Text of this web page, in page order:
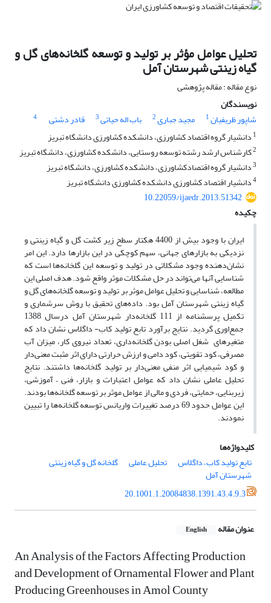
تحلیل عوامل مؤثر بر تولید و توسعه گلخانه‌های گل و
گیاه زینتی شهرستان آمل
نوع مقاله : مقاله پژوهشی
نویسندگان
شاپور ظریفیان1 مجید جباری2 باب اله حیاتی3 قادر دشتی
4
1 دانشیار گروه اقتصاد کشاورزی، دانشکده کشاورزی دانشگاه تبریز
2کارشناس ارشد رشته توسعه روستایی، دانشکده کشاورزی، دانشگاه تبریز
3دانشیار گروه اقتصادکشاورزی، دانشکده کشاورزی، دانشگاه تبریز
4دانشیار اقتصاد کشاورزی دانشکده کشاورزی دانشگاه تبریز
10.22059/ijaedr.2013.51342
چکیده
ایران با وجود بیش از 4400 هکتار سطح زیر کشت گل و گیاه زینتی و
نزدیکی به بازارهای جهانی، سهم کوچکی در این بازارها دارد. این امر
نشان‌دهنده وجود مشکلاتی در تولید و توسعه این گلخانه‌ها است که
شناسایی آنها می‌تواند در حل مشکلات موثر واقع شود. هدف اصلی این
مطالعه، شناسایی و تحلیل عوامل موثر بر تولید و توسعه گلخانه‌های گل و
گیاه زینتی شهرستان آمل بود. داده‌های تحقیق با روش سرشماری و
تکمیل پرسشنامه از 111 گلخانه‌دار شهرستان آمل درسال 1388
جمع‌اوری گردید. نتایج برآورد تابع تولید کاب- داگلاس نشان داد که
متغیرهای شغل اصلی بودن گلخانه‌داری، تعداد نیروی کار، میزان آب
مصرفی، کود تقویتی، کود دامی و ارزش حرارتی دارای اثر مثبت معنی‌دار
و کود شیمیایی اثر منفی معنی‌دار بر تولید گلخانه‌ها داشتند. نتایج
تحلیل عاملی نشان داد که عوامل اعتبارات و بازار، فنی – آموزشی،
زیربنایی، حمایتی، فردی و مالی از عوامل موثر بر توسعه گلخانه‌ها بودند.
این عوامل حدود 69 درصد تغییرات واریانس توسعه گلخانه‌ها را تبیین
نمودند.
کلیدواژه‌ها
تابع تولید کاب – داگلاس
تحلیل عاملی گلخانه گل و گیاه زینتی
شهرستان آمل
20.1001.1.20084838.1391.43.4.9.3
عنوان مقاله English
An Analysis of the Factors Affecting Production
and Development of Ornamental Flower and Plant
Producing Greenhouses in Amol County